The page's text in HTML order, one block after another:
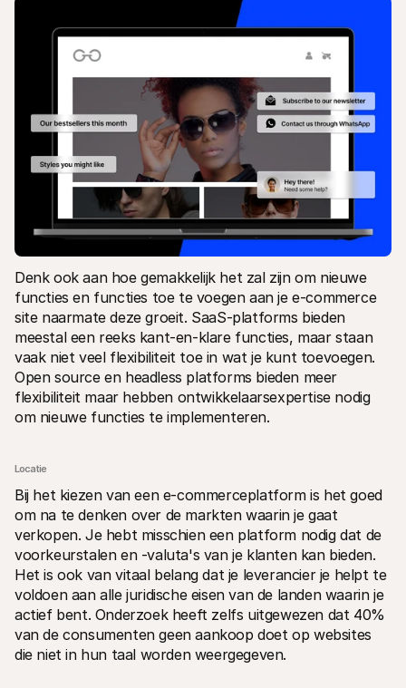
Denk ook aan hoe gemakkelijk het zal zijn om nieuwe
functies en functies toe te voegen aan je e-commerce
site naarmate deze groeit. SaaS-platforms bieden
meestal een reeks kant-en-klare functies, maar staan
vaak niet veel flexibiliteit toe in wat je kunt toevoegen.
Open source en headless platforms bieden meer
flexibiliteit maar hebben ontwikkelaarsexpertise nodig
om nieuwe functies te implementeren.
Locatie
Bij het kiezen van een e-commerceplatform is het goed
om na te denken over de markten waarin je gaat
verkopen. Je hebt misschien een platform nodig dat de
voorkeurstalen en -valuta's van je klanten kan bieden.
Het is ook van vitaal belang dat je leverancier je helpt te
voldoen aan alle juridische eisen van de landen waarin je
actief bent. Onderzoek heeft zelfs uitgewezen dat 40%
van de consumenten geen aankoop doet op websites
die niet in hun taal worden weergegeven.